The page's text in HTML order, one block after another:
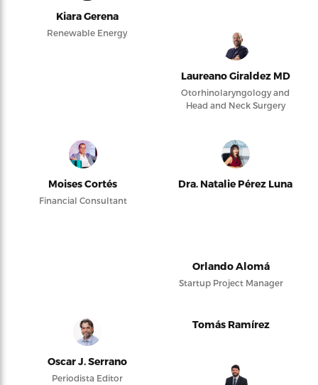
Kiara Gerena
Renewable Energy
Laureano Giraldez MD
Otorhinolaryngology and
Head and Neck Surgery
Moises Cortés
Financial Consultant
Dra. Natalie Pérez Luna
Orlando Alomá
Startup Project Manager
Oscar J. Serrano
Periodista Editor
Tomás Ramírez